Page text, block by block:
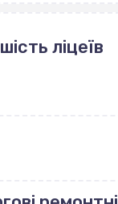
ліцеїв